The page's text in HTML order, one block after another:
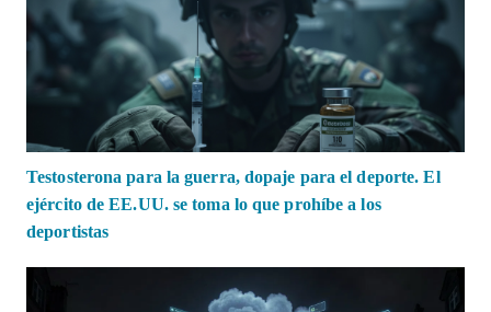
Testosterona para la guerra, dopaje para el deporte. El
ejército de EE.UU. se toma lo que prohíbe a los
deportistas